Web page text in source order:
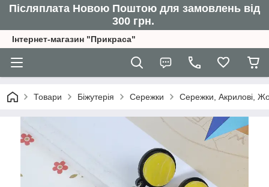
Післяплата Новою Поштою для замовлень від
300 грн.
Інтернет-магазин "Прикраса"
Товари Біжутерія Сережки Сережки, Акрилові,